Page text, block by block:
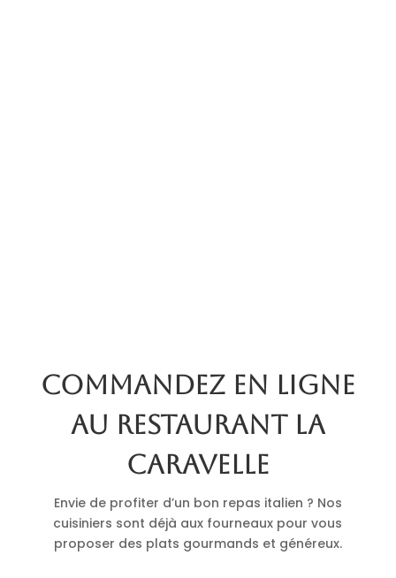
Commandez en ligne
au restaurant La
Caravelle
Envie de profiter d’un bon repas italien ? Nos
cuisiniers sont déjà aux fourneaux pour vous
proposer des plats gourmands et généreux.